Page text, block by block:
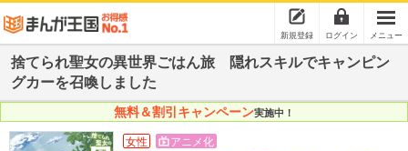
新規登録 ログイン メニュー
捨てられ聖女の異世界ごはん旅 隠れスキルでキャンピン
グカーを召喚しました
無料＆割引キャンペーン実施中！
女性 アニメ化